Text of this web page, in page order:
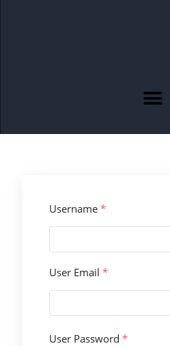
Username*
User Email*
User Password*